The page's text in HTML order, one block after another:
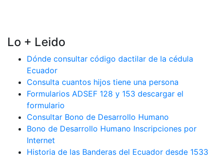
Lo + Leido
Dónde consultar código dactilar de la cédula
Ecuador
Consulta cuantos hijos tiene una persona
Formularios ADSEF 128 y 153 descargar el
formulario
Consultar Bono de Desarrollo Humano
Bono de Desarrollo Humano Inscripciones por
Internet
Historia de las Banderas del Ecuador desde 1533